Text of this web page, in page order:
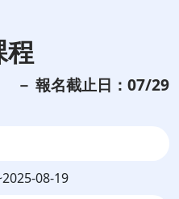
程
－ 報名截止日：07/29
08-19